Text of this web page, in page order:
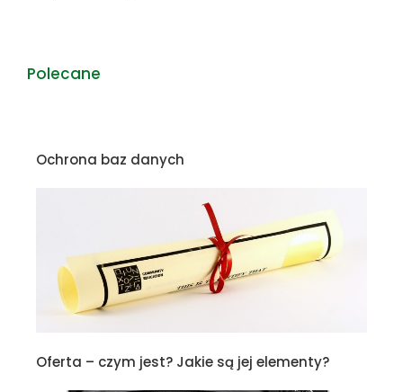
Polecane
Ochrona baz danych
Oferta – czym jest? Jakie są jej elementy?